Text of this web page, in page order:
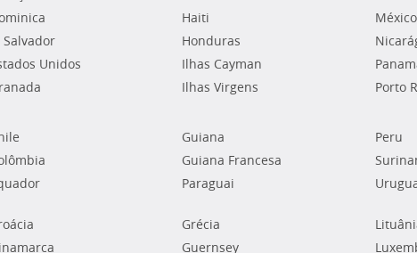
Salvador
Unidos
Haiti
Honduras
Ilhas Cayman
Ilhas Virgens
México
Porto
Guiana
Guiana Francesa
Paraguai
Peru
Grécia
Guernsey